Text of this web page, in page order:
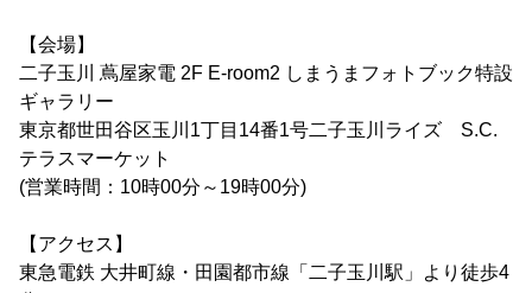
【会場】
二子玉川 蔦屋家電 2F E-room2 しまうまフォトブック特設
ギャラリー
東京都世田谷区玉川1丁目14番1号二子玉川ライズ S.C.
テラスマーケット
(営業時間：10時00分～19時00分)
【アクセス】
東急電鉄 大井町線・田園都市線「二子玉川駅」より徒歩4